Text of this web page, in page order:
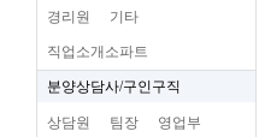
경리원 기타
직업소개소파트
분양상담사/구인구직
상담원 팀장 영업부